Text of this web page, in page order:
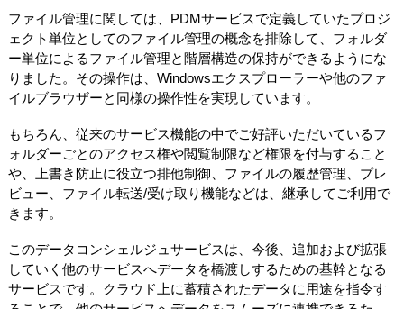
ファイル管理に関しては、PDMサービスで定義していたプロジ
ェクト単位としてのファイル管理の概念を排除して、フォルダ
ー単位によるファイル管理と階層構造の保持ができるようにな
りました。その操作は、Windowsエクスプローラーや他のファ
イルブラウザーと同様の操作性を実現しています。
もちろん、従来のサービス機能の中でご好評いただいているフ
ォルダーごとのアクセス権や閲覧制限など権限を付与すること
や、上書き防止に役立つ排他制御、ファイルの履歴管理、プレ
ビュー、ファイル転送/受け取り機能などは、継承してご利用で
きます。
このデータコンシェルジュサービスは、今後、追加および拡張
していく他のサービスへデータを橋渡しするための基幹となる
サービスです。クラウド上に蓄積されたデータに用途を指令す